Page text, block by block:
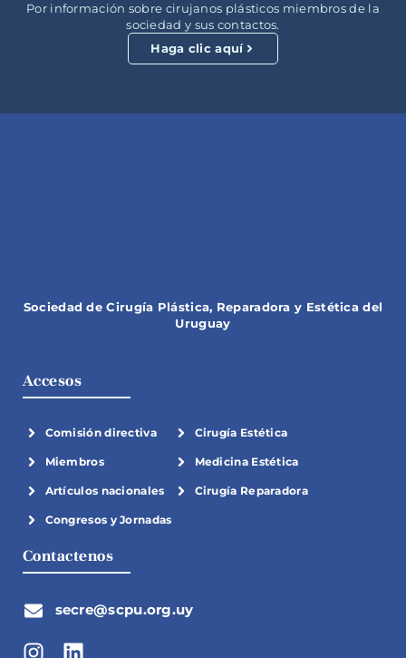
Por información sobre cirujanos plásticos miembros de la
sociedad y sus contactos.
Haga clic aquí
Sociedad de Cirugía Plástica, Reparadora y Estética del
Uruguay
Accesos
Comisión directiva
Miembros
Artículos nacionales
Congresos y Jornadas
Cirugía Estética
Medicina Estética
Cirugía Reparadora
Contactenos
secre@scpu.org.uy
n
i